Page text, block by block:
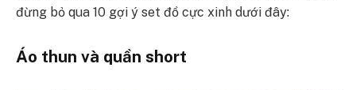
đừng bỏ qua 10 gợi ý set đồ cực xinh dưới đây:
Áo thun và quần short